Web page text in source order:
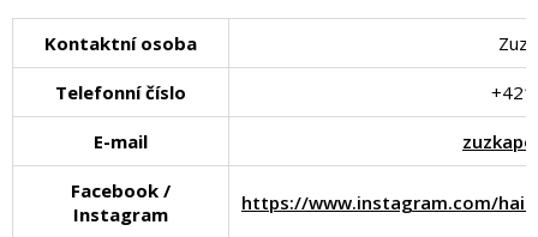
Kontaktní osoba
Telefonní číslo
E-mail
Facebook /
Instagram
https://www.instagram.com/